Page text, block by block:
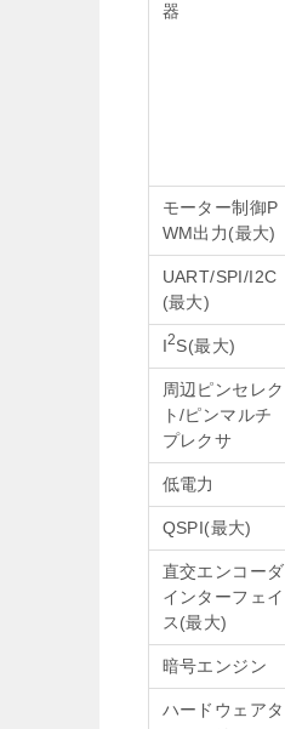
器
モーター制御P
WM出力(最大)
UART/SPI/I2C
(最大)
I2S(最大)
周辺ピンセレク
ト/ピンマルチ
プレクサ
低電力
QSPI(最大)
直交エンコーダ
インターフェイ
ス(最大)
暗号エンジン
ハードウェアタ